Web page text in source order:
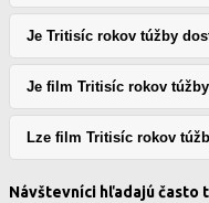
Je Tritisíc rokov túžby
Je film Tritisíc rokov
Lze film Tritisíc rokov
Návštevníci hľadajú často